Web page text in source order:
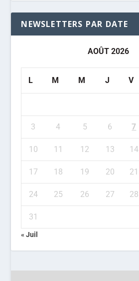
NEWSLETTERS PAR DATE
AOÛT 2026
L M M J V
3 4 5 6 7
10 11 12 13 14
17 18 19 20 21
24 25 26 27 28
31
« Juil